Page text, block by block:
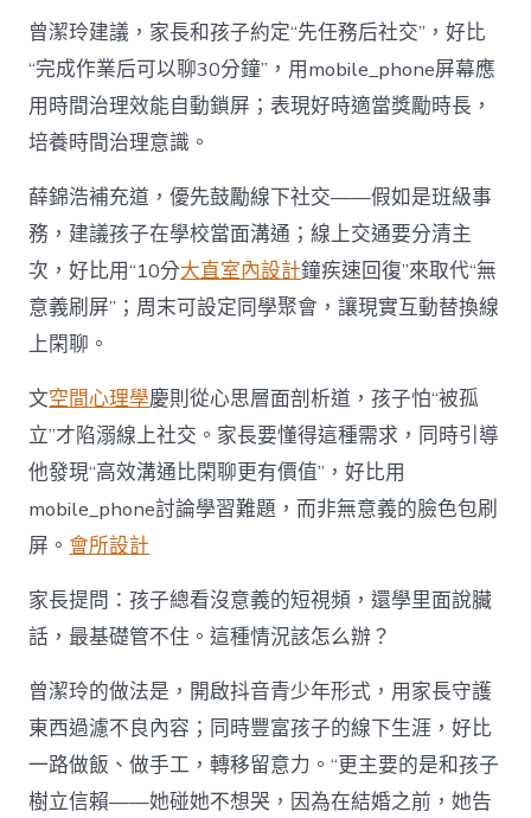
曾潔玲建議，家長和孩子約定“先任務后社交”，好比
“完成作業后可以聊30分鐘”，用mobile_phone屏幕應
用時間治理效能自動鎖屏；表現好時適當獎勵時長，
培養時間治理意識。
薛錦浩補充道，優先鼓勵線下社交——假如是班級事
務，建議孩子在學校當面溝通；線上交通要分清主
次，好比用“10分大直室內設計鐘疾速回復”來取代“無
意義刷屏”；周末可設定同學聚會，讓現實互動替換線
上閑聊。
文空間心理學慶則從心思層面剖析道，孩子怕“被孤
立”才陷溺線上社交。家長要懂得這種需求，同時引導
他發現“高效溝通比閑聊更有價值”，好比用
mobile_phone討論學習難題，而非無意義的臉色包刷
屏。會所設計
家長提問：孩子總看沒意義的短視頻，還學里面說臟
話，最基礎管不住。這種情況該怎么辦？
曾潔玲的做法是，開啟抖音青少年形式，用家長守護
東西過濾不良內容；同時豐富孩子的線下生涯，好比
一路做飯、做手工，轉移留意力。“更主要的是和孩子
樹立信賴——她碰她不想哭，因為在結婚之前，她告